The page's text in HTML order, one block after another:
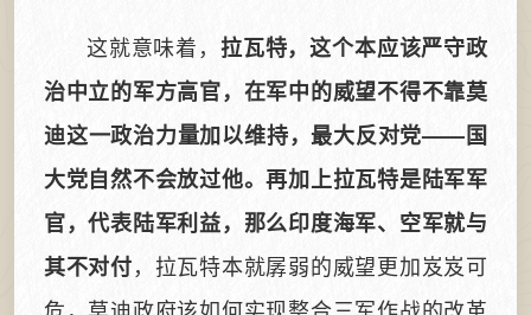
这就意味着， 拉瓦特，这个本应该严守政
治中立的军方高官，在军中的威望不得不靠莫
迪这一政治力量加以维持，最大反对党——国
大党自然不会放过他。再加上拉瓦特是陆军军
官，代表陆军利益，那么印度海军、空军就与
其不对付，拉瓦特本就孱弱的威望更加岌岌可